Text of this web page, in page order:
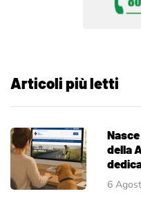
Articoli più letti
della
6